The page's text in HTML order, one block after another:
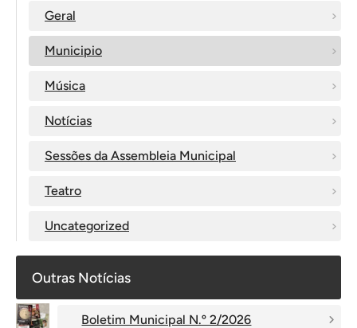
Geral
Municipio
Música
Notícias
Sessões da Assembleia Municipal
Teatro
Uncategorized
Outras Notícias
Boletim Municipal N.º 2/2026